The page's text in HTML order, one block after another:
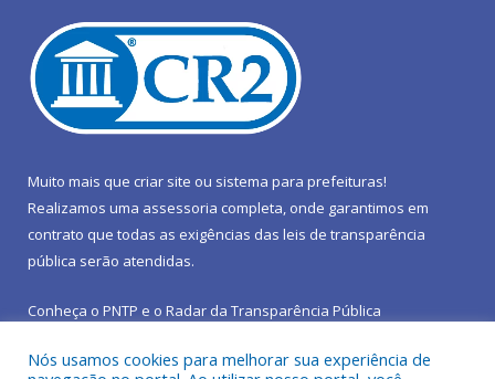
Muito mais que criar site ou sistema para prefeituras!
Realizamos uma assessoria completa, onde garantimos em
contrato que todas as exigências das leis de transparência
pública serão atendidas.
Conheça o PNTP e o Radar da Transparência Pública
Nós usamos cookies para melhorar sua experiência de